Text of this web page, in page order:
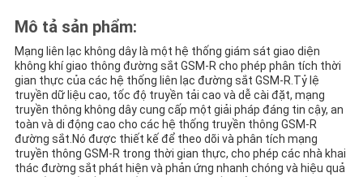
BÁO
GIÁ
SƠ
ĐỒ
Mô tả sản phẩm:
Mạng liên lạc không dây là một hệ thống giám sát giao diện
không khí giao thông đường sắt GSM-R cho phép phân tích thời
gian thực của các hệ thống liên lạc đường sắt GSM-R.Tỷ lệ
truyền dữ liệu cao, tốc độ truyền tải cao và dễ cài đặt, mạng
truyền thông không dây cung cấp một giải pháp đáng tin cậy, an
toàn và di động cao cho các hệ thống truyền thông GSM-R
đường sắt.Nó được thiết kế để theo dõi và phân tích mạng
truyền thông GSM-R trong thời gian thực, cho phép các nhà khai
thác đường sắt phát hiện và phản ứng nhanh chóng và hiệu quả